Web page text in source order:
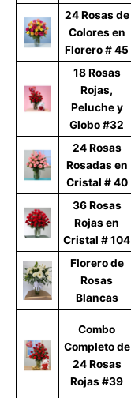
24 Rosas de
Colores en
Florero # 45
18 Rosas
Rojas,
Peluche y
Globo #32
24 Rosas
Rosadas en
Cristal # 40
36 Rosas
Rojas en
Cristal # 104
Florero de
Rosas
Blancas
Combo
Completo de
24 Rosas
Rojas #39